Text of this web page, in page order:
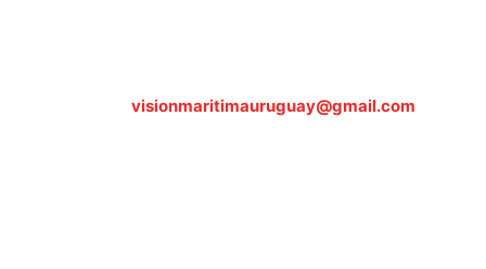
visionmaritimauruguay@gmail.com